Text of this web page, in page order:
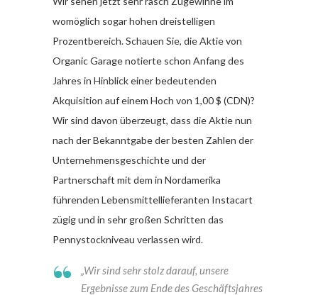
womöglich sogar hohen dreistelligen
Prozentbereich. Schauen Sie, die Aktie von
Organic Garage notierte schon Anfang des
Jahres in Hinblick einer bedeutenden
Akquisition auf einem Hoch von 1,00 $ (CDN)?
Wir sind davon überzeugt, dass die Aktie nun
nach der Bekanntgabe der besten Zahlen der
Unternehmensgeschichte und der
Partnerschaft mit dem in Nordamerika
führenden Lebensmittellieferanten Instacart
zügig und in sehr großen Schritten das
Pennystockniveau verlassen wird.
„Wir sind sehr stolz darauf, unsere
Ergebnisse zum Ende des Geschäftsjahres